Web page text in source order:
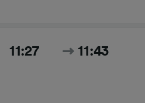
11:27 11:43